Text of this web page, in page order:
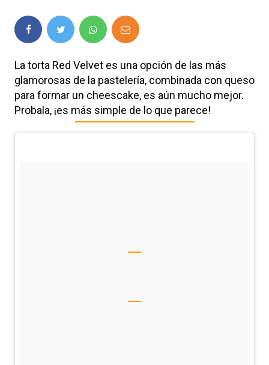
La torta Red Velvet es una opción de las más
glamorosas de la pastelería, combinada con queso
para formar un cheescake, es aún mucho mejor.
Probala, ¡es más simple de lo que parece!